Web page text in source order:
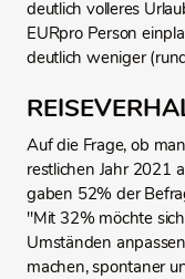
deutlich volleres
EURpro Person
deutlich weniger
Auf die Frage, ob
restlichen Jahr 2021
gaben 52% der
"Mit 32% möchte
Umständen
machen, spontaner